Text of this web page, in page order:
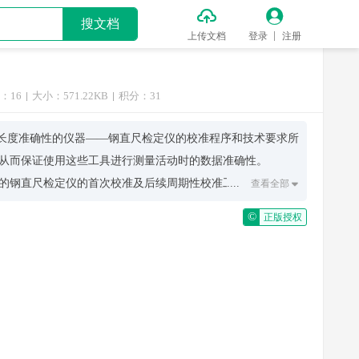
搜文档 
上传文档

登录 注册
16 大小：571.22KB 积分：31
度准确性的仪器——钢直尺检定仪的校准程序和技术要求所
保证使用这些工具进行测量活动时的数据准确性。
钢直尺检定仪的首次校准及后续周期性校准工作。接着定
量范围、分辨率、最大允许误差等关键参数。此外，还规
.... 查看全部 
© 正版授权